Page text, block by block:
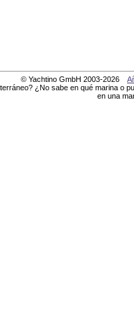
© Yachtino GmbH 2003-2026
¿No sabe en qué marina
en una